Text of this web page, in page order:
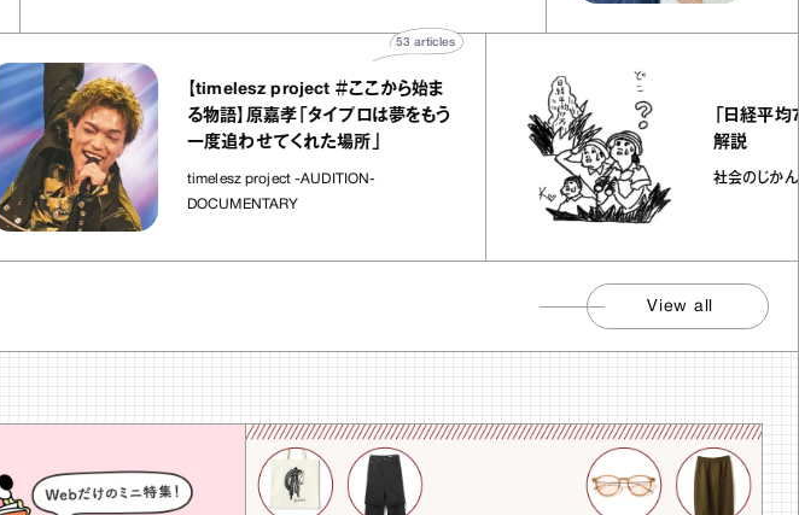
【timelesz project ＃ここから始ま
る物語】原嘉孝「タイプロは夢をもう
一度追わせてくれた場所」
timelesz project -AUDITION-
DOCUMENTARY
articles
「日経平均7万円
社会のじかん
View all